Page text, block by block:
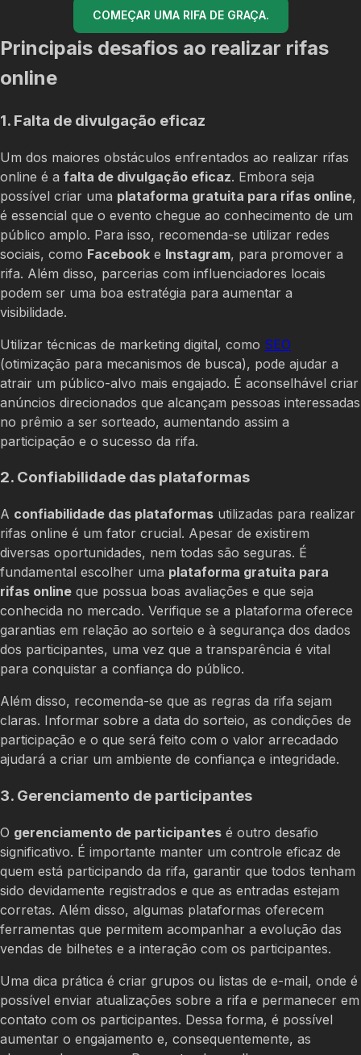
COMEÇAR UMA RIFA DE GRAÇA.
Principais desafios ao realizar rifas
online
1. Falta de divulgação eficaz
Um dos maiores obstáculos enfrentados ao realizar rifas
online é a falta de divulgação eficaz. Embora seja
possível criar uma plataforma gratuita para rifas online,
é essencial que o evento chegue ao conhecimento de um
público amplo. Para isso, recomenda-se utilizar redes
sociais, como Facebook e Instagram, para promover a
rifa. Além disso, parcerias com influenciadores locais
podem ser uma boa estratégia para aumentar a
visibilidade.
Utilizar técnicas de marketing digital, como SEO
(otimização para mecanismos de busca), pode ajudar a
atrair um público-alvo mais engajado. É aconselhável criar
anúncios direcionados que alcançam pessoas interessadas
no prêmio a ser sorteado, aumentando assim a
participação e o sucesso da rifa.
2. Confiabilidade das plataformas
A confiabilidade das plataformas utilizadas para realizar
rifas online é um fator crucial. Apesar de existirem
diversas oportunidades, nem todas são seguras. É
fundamental escolher uma plataforma gratuita para
rifas online que possua boas avaliações e que seja
conhecida no mercado. Verifique se a plataforma oferece
garantias em relação ao sorteio e à segurança dos dados
dos participantes, uma vez que a transparência é vital
para conquistar a confiança do público.
Além disso, recomenda-se que as regras da rifa sejam
claras. Informar sobre a data do sorteio, as condições de
participação e o que será feito com o valor arrecadado
ajudará a criar um ambiente de confiança e integridade.
3. Gerenciamento de participantes
O gerenciamento de participantes é outro desafio
significativo. É importante manter um controle eficaz de
quem está participando da rifa, garantir que todos tenham
sido devidamente registrados e que as entradas estejam
corretas. Além disso, algumas plataformas oferecem
ferramentas que permitem acompanhar a evolução das
vendas de bilhetes e a interação com os participantes.
Uma dica prática é criar grupos ou listas de e-mail, onde é
possível enviar atualizações sobre a rifa e permanecer em
contato com os participantes. Dessa forma, é possível
aumentar o engajamento e, consequentemente, as